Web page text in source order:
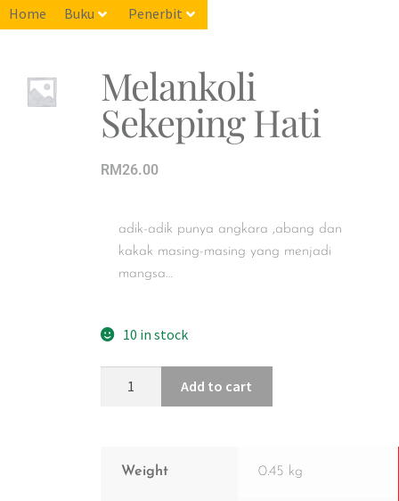
Home Buku Penerbit
Melankoli
Sekeping Hati
RM26.00
adik-adik punya angkara ,abang dan
kakak masing-masing yang menjadi
mangsa…
10 in stock
Add to cart
Weight 0.45 kg